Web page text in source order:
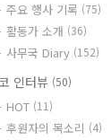
주요 행사 기록 (75)
활동가 소개 (36)
사무국 Diary (152)
인터뷰 (50)
HOT (11)
후원자의 목소리 (4)